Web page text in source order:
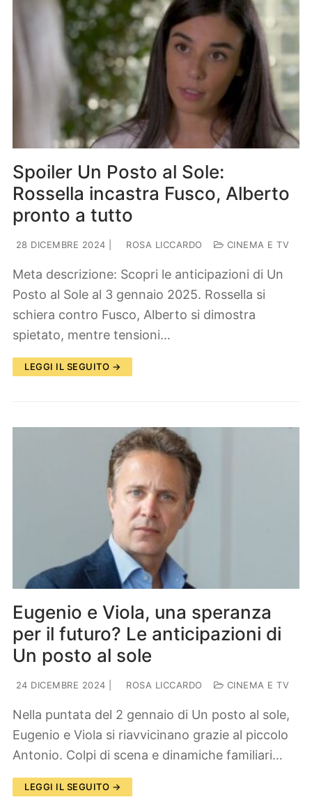
Spoiler Un Posto al Sole:
Rossella incastra Fusco, Alberto
pronto a tutto
28 DICEMBRE 2024 ROSA LICCARDO CINEMA E TV
Meta descrizione: Scopri le anticipazioni di Un
Posto al Sole al 3 gennaio 2025. Rossella si
schiera contro Fusco, Alberto si dimostra
spietato, mentre tensioni…
LEGGI IL SEGUITO →
Eugenio e Viola, una speranza
per il futuro? Le anticipazioni di
Un posto al sole
24 DICEMBRE 2024 ROSA LICCARDO CINEMA E TV
Nella puntata del 2 gennaio di Un posto al sole,
Eugenio e Viola si riavvicinano grazie al piccolo
Antonio. Colpi di scena e dinamiche familiari…
LEGGI IL SEGUITO →